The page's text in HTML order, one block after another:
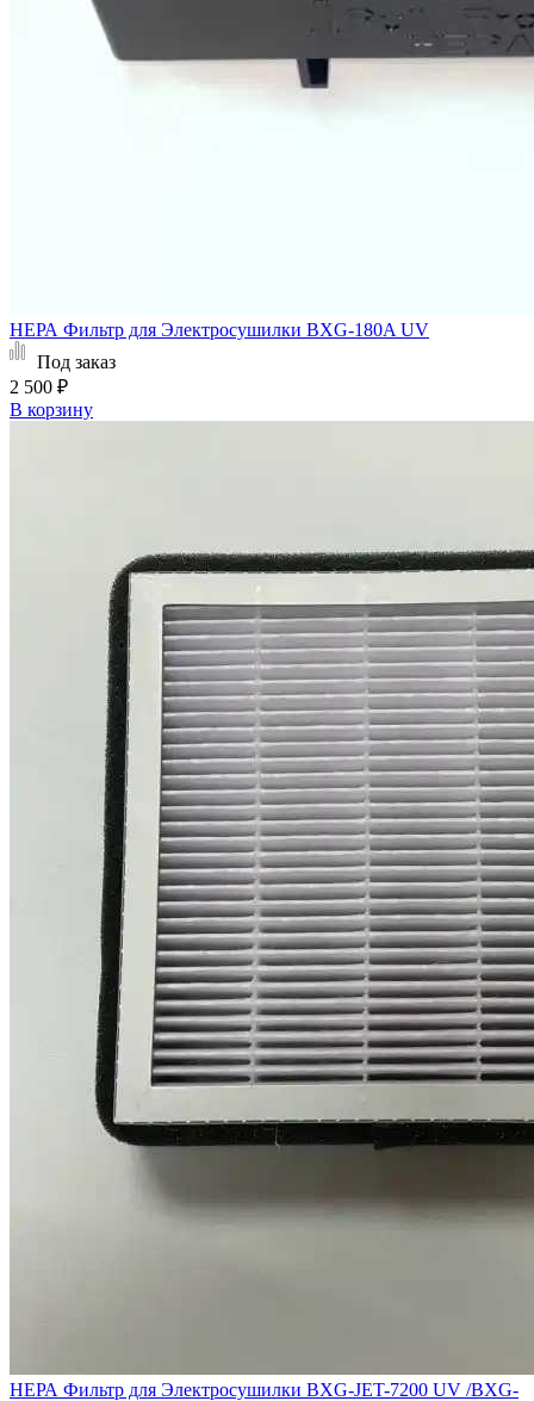
НЕРА Фильтр для Электросушилки BXG-180A UV
Под заказ
2 500 ₽
В корзину
НЕРА Фильтр для Электросушилки BXG-JET-7200 UV /BXG-